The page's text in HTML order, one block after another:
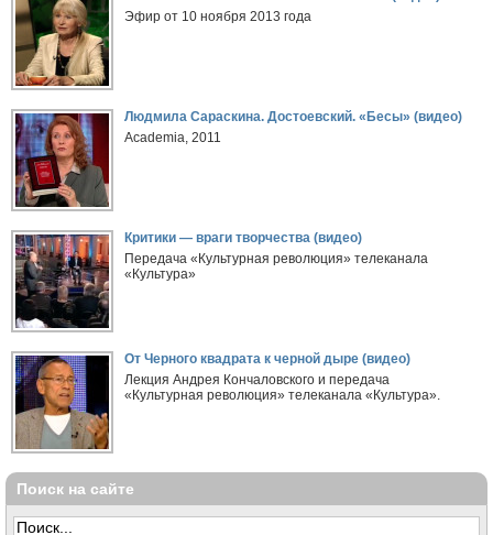
Эфир от 10 ноября 2013 года
Людмила Сараскина. Достоевский. «Бесы» (видео)
Academia, 2011
Критики — враги творчества (видео)
Передача «Культурная революция» телеканала
«Культура»
От Черного квадрата к черной дыре (видео)
Лекция Андрея Кончаловского и передача
«Культурная революция» телеканала «Культура».
Поиск на сайте